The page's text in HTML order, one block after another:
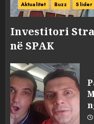
Aktualitet Buzz Slider
Investitori
në SPAK